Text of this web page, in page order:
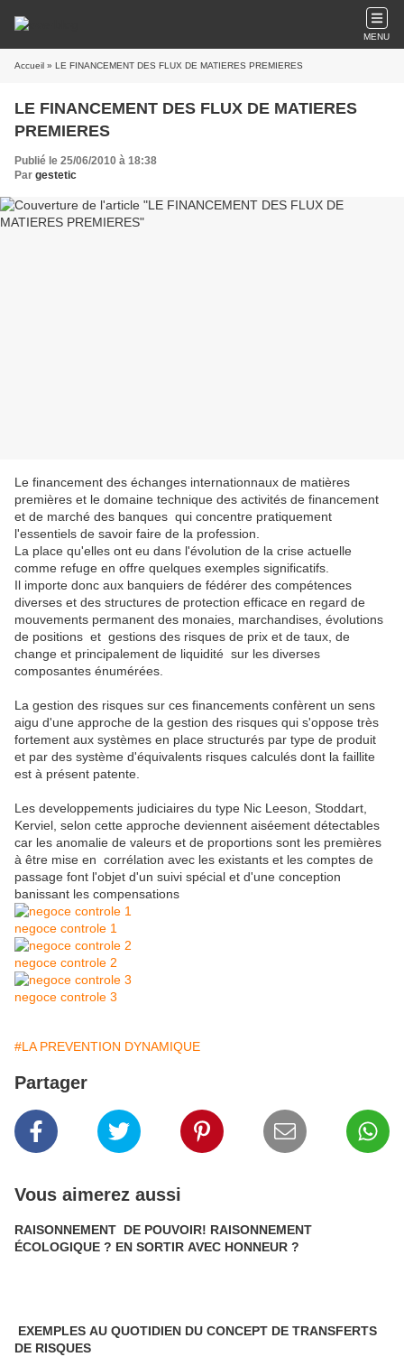
MENU
Accueil » LE FINANCEMENT DES FLUX DE MATIERES PREMIERES
LE FINANCEMENT DES FLUX DE MATIERES
PREMIERES
Publié le 25/06/2010 à 18:38
Par gestetic
Le financement des échanges internationnaux de matières
premières et le domaine technique des activités de financement
et de marché des banques qui concentre pratiquement
l'essentiels de savoir faire de la profession.
La place qu'elles ont eu dans l'évolution de la crise actuelle
comme refuge en offre quelques exemples significatifs.
Il importe donc aux banquiers de fédérer des compétences
diverses et des structures de protection efficace en regard de
mouvements permanent des monaies, marchandises, évolutions
de positions et gestions des risques de prix et de taux, de
change et principalement de liquidité sur les diverses
composantes énumérées.
La gestion des risques sur ces financements confèrent un sens
aigu d'une approche de la gestion des risques qui s'oppose très
fortement aux systèmes en place structurés par type de produit
et par des système d'équivalents risques calculés dont la faillite
est à présent patente.
Les developpements judiciaires du type Nic Leeson, Stoddart,
Kerviel, selon cette approche deviennent aiséement détectables
car les anomalie de valeurs et de proportions sont les premières
à être mise en corrélation avec les existants et les comptes de
passage font l'objet d'un suivi spécial et d'une conception
banissant les compensations
negoce controle 1
negoce controle 2
negoce controle 3
#LA PREVENTION DYNAMIQUE
Partager
Vous aimerez aussi
RAISONNEMENT DE POUVOIR! RAISONNEMENT
ÉCOLOGIQUE ? EN SORTIR AVEC HONNEUR ?
EXEMPLES AU QUOTIDIEN DU CONCEPT DE TRANSFERTS
DE RISQUES